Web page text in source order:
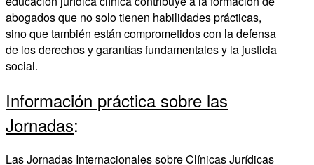
abogados que no solo tienen habilidades prácticas,
sino que también están comprometidos con la defensa
de los derechos y garantías fundamentales y la justicia
social.
Información práctica sobre las
Jornadas:
Las Jornadas Internacionales sobre Clínicas Jurídicas